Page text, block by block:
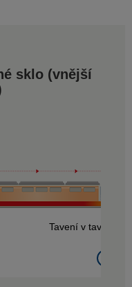
sklo (vnější
Tavení v tavícím